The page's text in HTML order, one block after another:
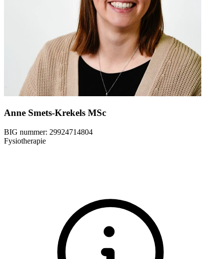
Anne Smets-Krekels MSc
BIG nummer: 29924714804
Fysiotherapie